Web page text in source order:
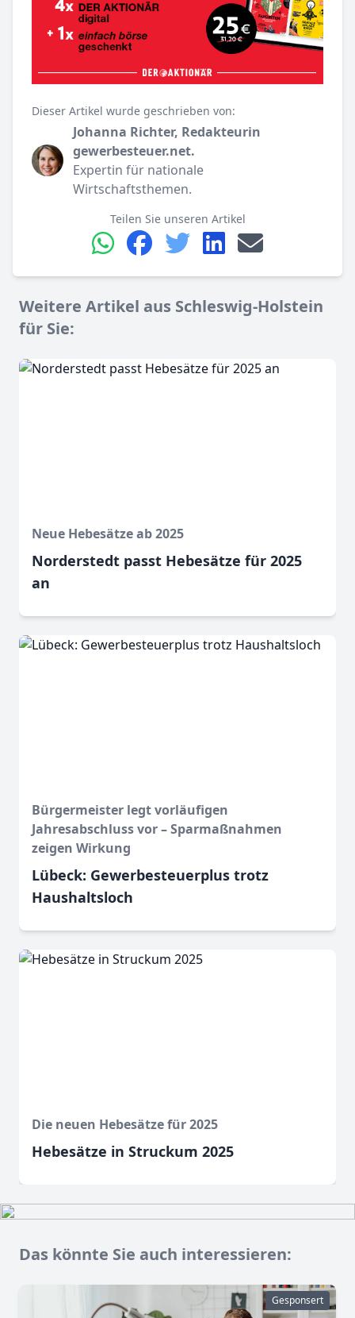
Dieser Artikel wurde geschrieben von:
Johanna Richter, Redakteurin
gewerbesteuer.net.
Expertin für nationale
Wirtschaftsthemen.
Teilen Sie unseren Artikel
Weitere Artikel aus Schleswig-Holstein
für Sie:
Neue Hebesätze ab 2025
Norderstedt passt Hebesätze für 2025
an
Bürgermeister legt vorläufigen
Jahresabschluss vor – Sparmaßnahmen
zeigen Wirkung
Lübeck: Gewerbesteuerplus trotz
Haushaltsloch
Die neuen Hebesätze für 2025
Hebesätze in Struckum 2025
Das könnte Sie auch interessieren:
Gesponsert